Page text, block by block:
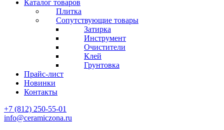
Каталог товаров
Плитка
Сопутствующие товары
Затирка
Инструмент
Очистители
Клей
Грунтовка
Прайс-лист
Новинки
Контакты
+7 (812) 250-55-01
info@ceramiczona.ru